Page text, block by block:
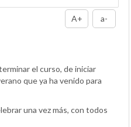
A+ a-
el curso, de iniciar
que ya ha venido para
una vez más, con todos